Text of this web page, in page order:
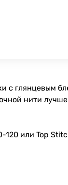
с глянцевым
нити
120 или Top